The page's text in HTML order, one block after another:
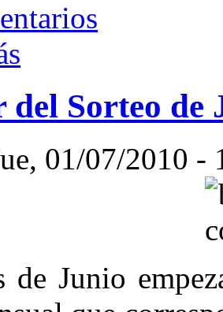
del Sorteo de
01/07/2010 -
de Junio